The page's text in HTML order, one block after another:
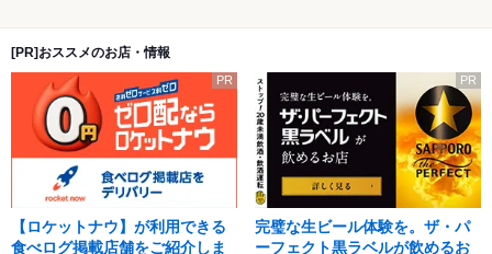
[PR]おススメのお店・情報
PR
【ロケットナウ】が利用できる
食べログ掲載店舗をご紹介しま
PR
完璧な生ビール体験を。ザ・パ
ーフェクト黒ラベルが飲めるお